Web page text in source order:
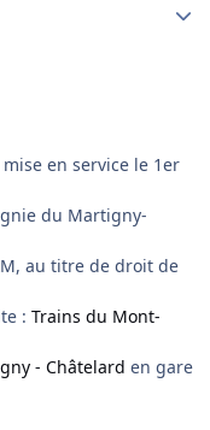
en service le 1er
du Martigny-
au titre de droit de
: Trains du Mont-
- Châtelard en gare